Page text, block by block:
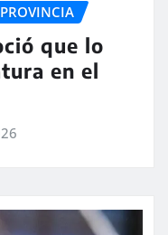
PROVINCIA
que lo
en el